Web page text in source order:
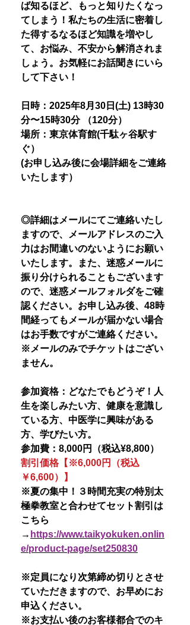
ば知るほど、もっと知りたくなっ
てしまう！私たちの生活に密着し
た得するなるほど知識を増やし
て、お悩み、不安から解消されま
しょう。お気軽にお話聞きにいら
して下さい！
日時：2025年8月30日(土) 13時30
分〜15時30分 （120分）
場所：東京体育館(千駄ヶ谷駅す
ぐ）
(お申し込み後に会場詳細をご連絡
いたします）
◎詳細はメールにてご連絡いたし
ますので、メールアドレスのご入
力はお間違いのないようにお願い
いたします。また、迷惑メールに
振り分けられることもございます
ので、迷惑メールフォルダをご確
認ください。お申し込み後、48時
間経ってもメールが届かない場合
はお手数ですがご連絡ください。
※メールのみでチケットはござい
ません。
参加資格：どなたでもどうぞ！人
生を楽しみたい方、健康を意識し
ている方、中医学に興味がある
方、学びたい方。
参加費：8,000円（税込¥8,800）
割引価格【※6,000円（税込
￥6,600）】
※夏の集中！３時間充実の特別太
極拳教室と合わせてセット割引は
こちら
→ https://www.taikyokuken.onlin
e/product-page/set250830
※定員になり次第締め切りとさせ
ていただきますので、お早めにお
申込ください。
※お支払い後のお客様都合でのキ